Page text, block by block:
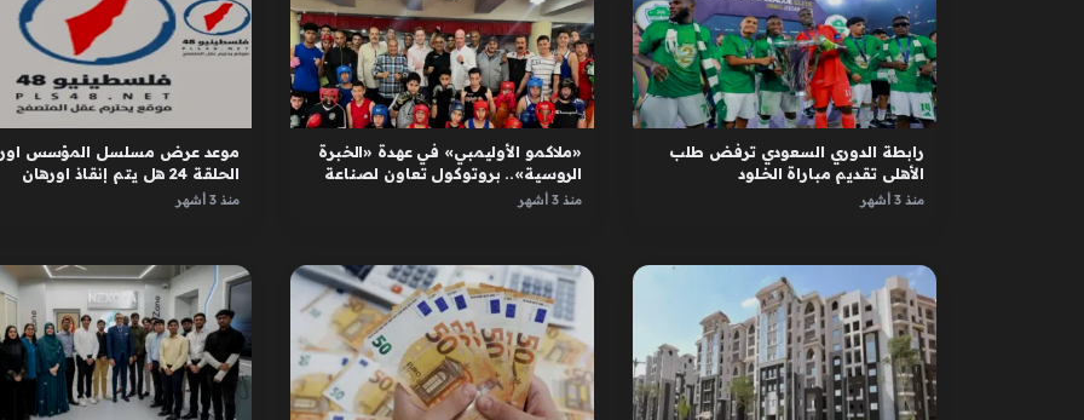
رابطة الدوري السعودي ترفض طلب
الأهلي تقديم مباراة الخلود
منذ 3 أشهر
«ملاكمو الأوليمبي» في عهدة «الخبرة
الروسية».. بروتوكول تعاون لصناعة
الأبطال
منذ 3 أشهر
موعد عرض مسلسل المؤسس
الحلقة 24 هل يتم إنقاذ اورهان
واسبورجا
منذ 3 أشهر